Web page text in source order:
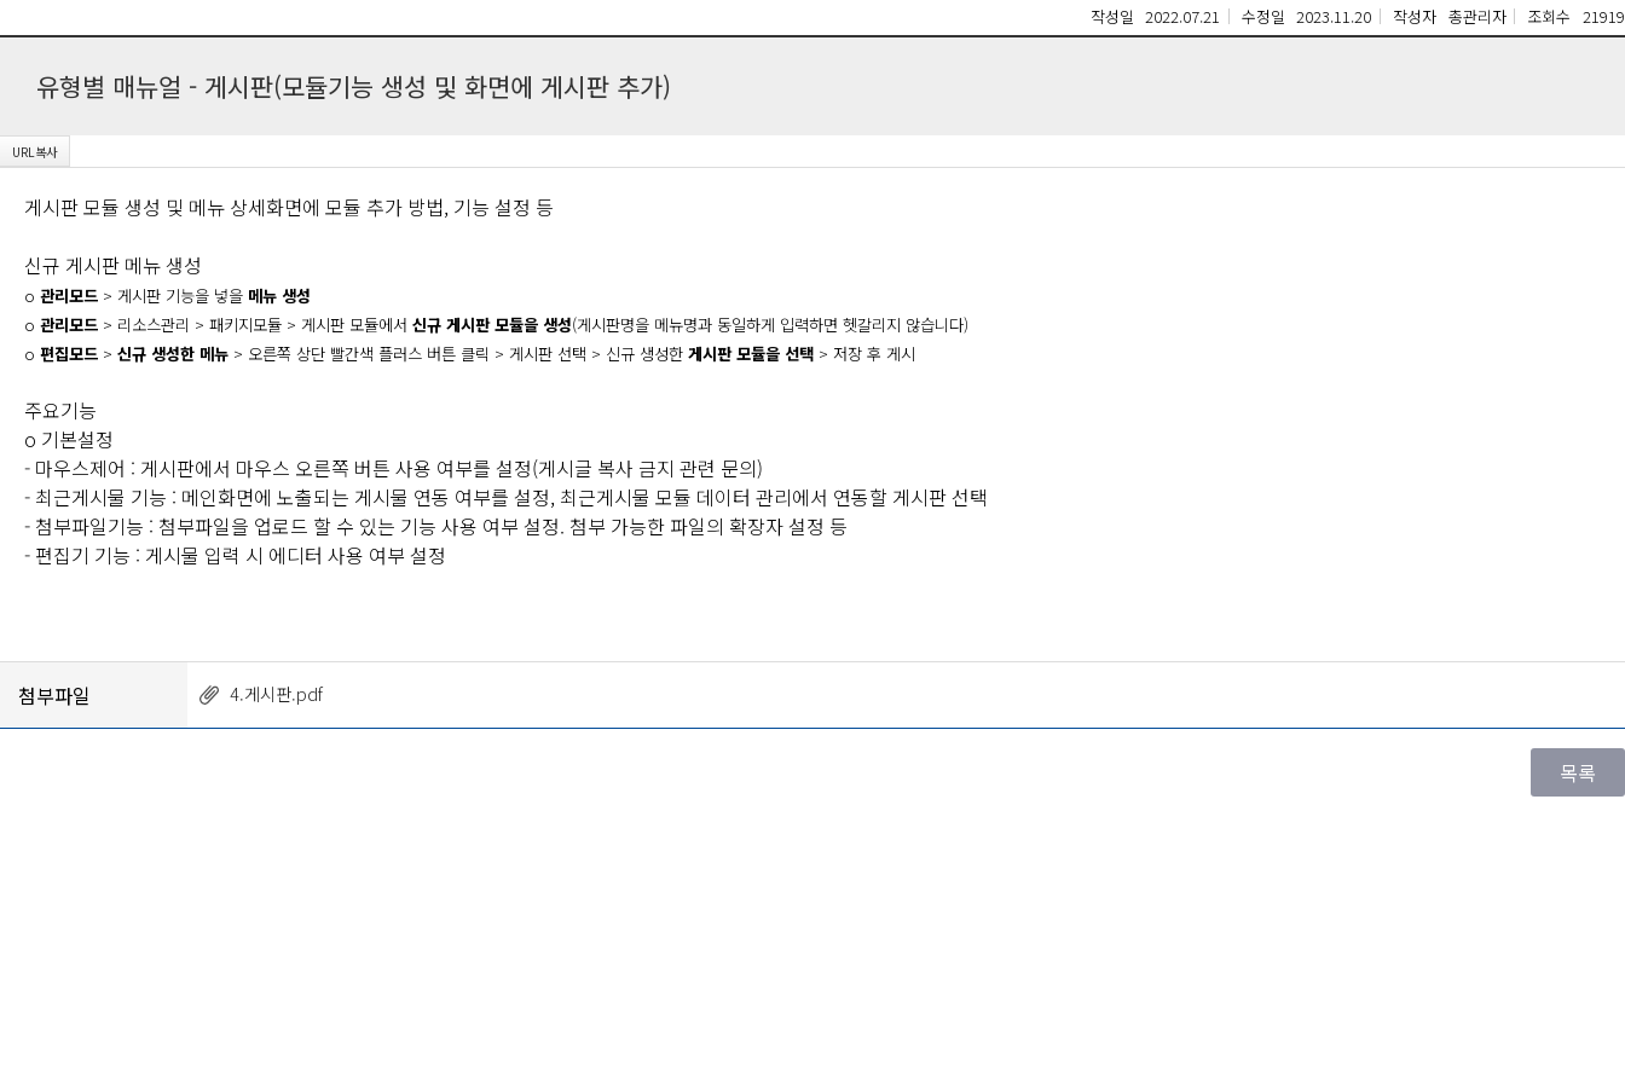
작성일 2022.07.21 수정일 2023.11.20 작성자 총관리자 조회수 21919
유형별 매뉴얼 - 게시판(모듈기능 생성 및 화면에 게시판 추가)
게시판 모듈 생성 및 메뉴 상세화면에 모듈 추가 방법, 기능 설정 등
신규 게시판 메뉴 생성
o 관리모드 > 게시판 기능을 넣을 메뉴 생성
o 관리모드 > 리소스관리 > 패키지모듈 > 게시판 모듈에서 신규 게시판 모듈을 생성(게시판명을 메뉴명과 동일하게 입력하면 헷갈리지 않습니다)
o 편집모드 > 신규 생성한 메뉴 > 오른쪽 상단 빨간색 플러스 버튼 클릭 > 게시판 선택 > 신규 생성한 게시판 모듈을 선택 > 저장 후 게시
주요기능
o 기본설정
- 마우스제어 : 게시판에서 마우스 오른쪽 버튼 사용 여부를 설정(게시글 복사 금지 관련 문의)
- 최근게시물 기능 : 메인화면에 노출되는 게시물 연동 여부를 설정, 최근게시물 모듈 데이터 관리에서 연동할 게시판 선택
- 첨부파일기능 : 첨부파일을 업로드 할 수 있는 기능 사용 여부 설정. 첨부 가능한 파일의 확장자 설정 등
- 편집기 기능 : 게시물 입력 시 에디터 사용 여부 설정
첨부파일 4.게시판.pdf